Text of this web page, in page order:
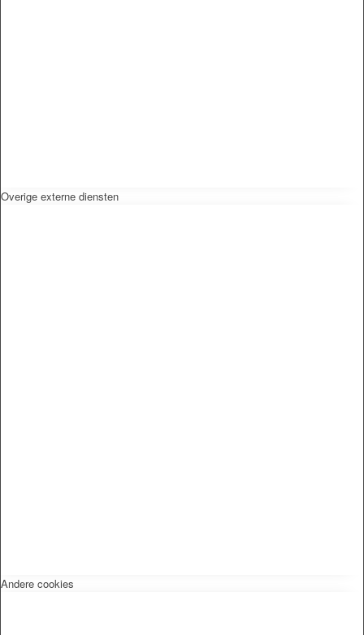
Overige externe diensten
Andere cookies